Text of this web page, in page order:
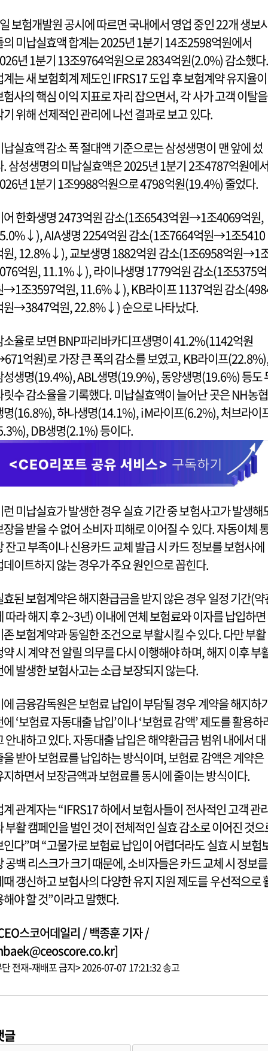
보험개발원 공시에 따르면 국내에서 영업 중인 22개 생보
의 미납실효액 합계는 2025년 1분기 14조2598억원에서
년 1분기 13조9764억원으로 2834억원(2.0%) 감소했다.
계는 새 보험회계 제도인 IFRS17 도입 후 보험계약 유지율이
험사의 핵심 이익 지표로 자리 잡으면서, 각 사가 고객 이탈을
기 위해 선제적인 관리에 나선 결과로 보고 있다.
납실효액 감소 폭 절대액 기준으로는 삼성생명이 맨 앞에 섰
. 삼성생명의 미납실효액은 2025년 1분기 2조4787억원에서
년 1분기 1조9988억원으로 4798억원(19.4%) 줄었다.
어 한화생명 2473억원 감소(1조6543억원→1조4069억원,
AIA생명 2254억원 감소(1조7664억원→1조5410
원, 12.8%↓), 교보생명 1882억원 감소(1조6958억원→1
억원, 11.1%↓), 라이나생명 1779억원 감소(1조5375억
→1조3597억원, 11.6%↓), KB라이프 1137억원 감소
원→3847억원, 22.8%↓) 순으로 나타났다.
소율로 보면 BNP파리바카디프생명이 41.2%(1142억원
억원)로 가장 큰 폭의 감소를 보였고, KB라이프
성생명(19.4%), ABL생명(19.9%), 동양생명(19.6%) 등도
릿수 감소율을 기록했다. 미납실효액이 늘어난 곳은 NH농협
명(16.8%), 하나생명(14.1%), iM라이프(6.2%), 처브라이
DB생명(2.1%) 등이다.
런 미납실효가 발생한 경우 실효 기간 중 보험사고가 발생해
장을 받을 수 없어 소비자 피해로 이어질 수 있다. 자동이체
잔고 부족이나 신용카드 교체 발급 시 카드 정보를 보험사에
데이트하지 않는 경우가 주요 원인으로 꼽힌다.
효된 보험계약은 해지환급금을 받지 않은 경우 일정 기간(약
따라 해지 후 2~3년) 이내에 연체 보험료와 이자를 납입하면
존 보험계약과 동일한 조건으로 부활시킬 수 있다. 다만 부활
약 시 계약 전 알릴 의무를 다시 이행해야 하며, 해지 이후 부
에 발생한 보험사고는 소급 보장되지 않는다.
에 금융감독원은 보험료 납입이 부담될 경우 계약을 해지하
‘보험료 자동대출 납입’이나 ‘보험료 감액’ 제도를 활용하
안내하고 있다. 자동대출 납입은 해약환급금 범위 내에서 대
을 받아 보험료를 납입하는 방식이며, 보험료 감액은 계약은
지하면서 보장금액과 보험료를 동시에 줄이는 방식이다.
계 관계자는 “IFRS17 하에서 보험사들이 전사적인 고객 관
부활 캠페인을 벌인 것이 전체적인 실효 감소로 이어진 것으
인다”며 “고물가로 보험료 납입이 어렵더라도 실효 시 보험
공백 리스크가 크기 때문에, 소비자들은 카드 교체 시 정보를
때 갱신하고 보험사의 다양한 유지 지원 제도를 우선적으로
해야 할 것”이라고 말했다.
스코어데일리 / 백종훈 기자 /
전재-재배포 금지> 2026-07-07 17:21:32 송고
글